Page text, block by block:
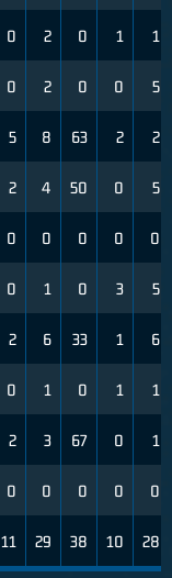
0 2 0 1 1
0 2 0 0 5
5 8 63 2 2
2 4 50 0 5
0 0 0 0 0
0 1 0 3 5
2 6 33 1 6
0 1 0 1 1
2 3 67 0 1
0 0 0 0 0
11 29 38 10 28